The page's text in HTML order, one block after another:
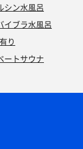
シン水風呂
イブラ水風呂
り
ートサウナ